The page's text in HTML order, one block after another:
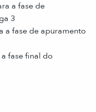
a fase de
3
a fase de apuramento
fase final do